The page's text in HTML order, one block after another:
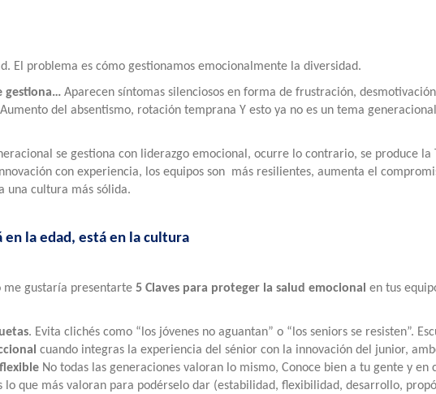
El problema es cómo gestionamos emocionalmente la diversidad.
gestiona… Aparecen síntomas silenciosos en forma de frustración,
del absentismo, rotación temprana Y esto ya no es un tema
se gestiona con liderazgo emocional, ocurre lo contrario, se produce la
con experiencia, los equipos son más resilientes, aumenta el
una cultura más sólida.
en la edad, está en la cultura
me gustaría presentarte 5 Claves para proteger la salud emocional en tus
. Evita clichés como “los jóvenes no aguantan” o “los seniors se resisten”.
cuando integras la experiencia del sénior con la innovación del junior,
No todas las generaciones valoran lo mismo, Conoce bien a tu gente y en
lo que más valoran para podérselo dar (estabilidad, flexibilidad, desarrollo,